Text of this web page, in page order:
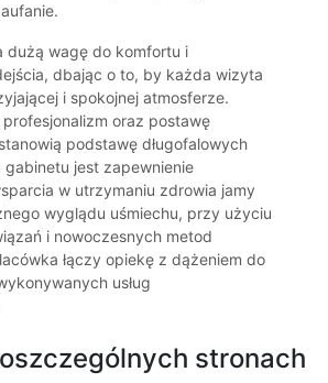
dużą wagę do komfortu i
dbając o to, by każda wizyta
i spokojnej atmosferze.
oraz postawę
podstawę długofalowych
gabinetu jest zapewnienie
w utrzymaniu zdrowia jamy
wyglądu uśmiechu, przy użyciu
i nowoczesnych metod
łączy opiekę z dążeniem do
usług
stronach